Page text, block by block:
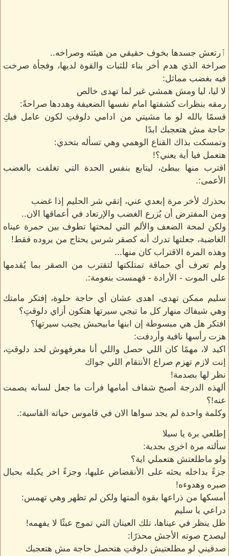
ٱرتعش جسدها بخوف حقيقي من هيئته وصراخه..
صراخة الذي هدم أخر بناء للثبات والقوة لديها، وفجأة صرخت
فيه بغضب مماثل:
لا ليا، ليا ومش همشي غير لما تهدى خالص
رمقه بنظرات كشفتها امام نفسها الضعيفة وهددها صراحةً:
قسمًا بالله لو ما مشيتي من ادامي دلوقتِ لكون عامل فيكِ
حاجة مش هتعجبك ابدًا
وتمسكت بذاك القناع الوهمي وهي تسأله بتحدي:
هتعمل فيا أية يعني؟!
اقترب منها ببطئ، ليتابع بنفس الحدة التي تغلفت بالغضب
الأعمى:.
بحذرك لأخر مرة إبعدي عني، إتقي شر الحليم إذا غضب
ومن المفترض أن يُزرع الغضب والإرتعاد في أعماقها الان..
ولكن لمحة الضعف والألم التي لمحتها تطوف بين حمرة عيناه
الغاضبة، جعلتها تدرك أنه كصقر شرس يحتاج من يروده فقط!
وهذه المرة الاقتراب كان منها...
ولم تعرف أي حماقة تمتلكتها لتقترب من الصقر بما يُقدمها
على الموت - الأرادة - فهمست بنعومة:.
سليم ممكن تهدى، اهدى عشان أي حاجة حلوة، إفتكر مامتك
وهي شيفاك منهار كل ما تيجي سيرتها هتكون أزاي دلوقتِ؟
افتكر هل هي مبسوطة إن ابنها مابيحبش يجيب سيرتها؟
هزت رأسها نافية وأردفت:
اكيد لا، مهمًا كان اللي حصل واللي أنا معرفهوش لحد دلوقتِ،
إنت لازم تهزم صراع الأنتقام اللي جواك
نظر لها بصدمة!
ألهذه الدرجة أصبح شفاف أمامها فرأت ما جعل لسانه يصمت
عنه!؟
وكلمة واحدة لم يجد سواها الان في قاموس حياته القاسية:.
إطلعي برة يا سيلا
سألته مرة اخرى بجدية:
ولو ماطلعتش هتعملي اية؟
جزءً بداخله يحثه على الأنقضاض عليها، وجزءً اخر يكبله بحبال
صبره وهدوءه!
أمسكها من ذراعها بقوة ألمتها ولكن لم تظهر وهي تهمس:
دراعي يا سليم
ظل ينظر في عيناها، تلك العينان التي تموج عبثًا لا يفهمه!
ليصدح صوته الأجش محذرًا:
صدقيني لو مطلعتيش دلوقتِ هتحصل حاجة مش هتعجبك